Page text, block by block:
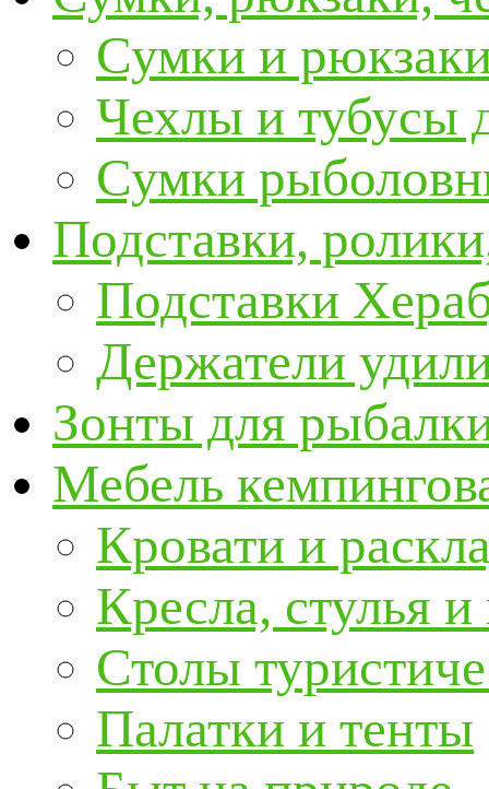
Сумки и
Чехлы и тубусы
Сумки
Подставки,
Подставки
Держатели
Зонты для
Мебель
Кровати и
Кресла, стулья
Столы
Палатки и тенты